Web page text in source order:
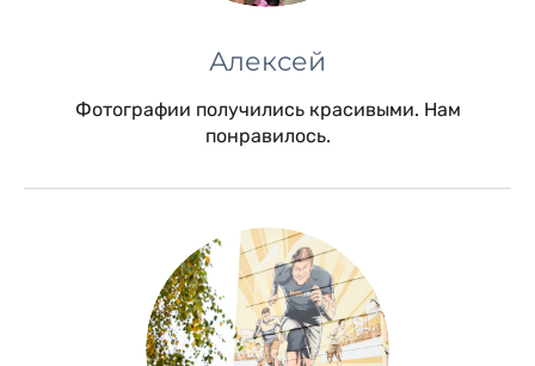
Алексей
Фотографии получились красивыми. Нам
понравилось.